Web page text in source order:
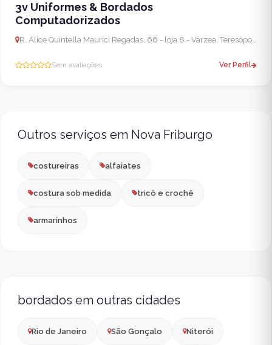
3v Uniformes & Bordados
Computadorizados
R. Alice Quintella Maurici Regadas, 66 - loja 8 - Várzea, Teresópolis - RJ, 25953-240, Brasil
Sem avaliações Ver Perfil
Outros serviços em Nova Friburgo
costureiras alfaiates
costura sob medida tricô e crochê
armarinhos
bordados em outras cidades
Rio de Janeiro São Gonçalo Niterói